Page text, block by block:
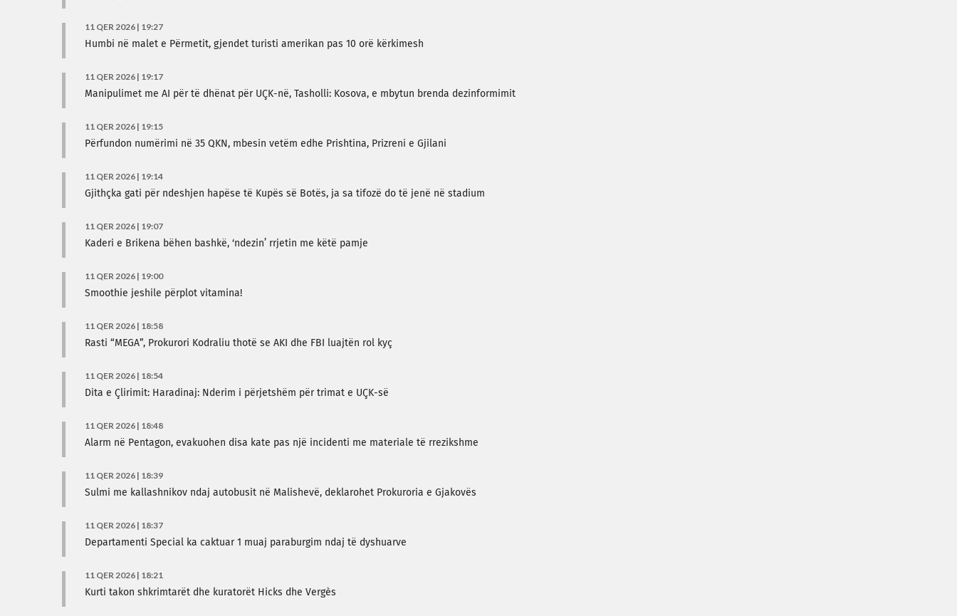
11 QER 2026 | 19:27
Humbi në malet e Përmetit, gjendet turisti amerikan pas 10 orë kërkimesh
11 QER 2026 | 19:17
Manipulimet me AI për të dhënat për UÇK-në, Tasholli: Kosova, e mbytun brenda dezinformimit
11 QER 2026 | 19:15
Përfundon numërimi në 35 QKN, mbesin vetëm edhe Prishtina, Prizreni e Gjilani
11 QER 2026 | 19:14
Gjithçka gati për ndeshjen hapëse të Kupës së Botës, ja sa tifozë do të jenë në stadium
11 QER 2026 | 19:07
Kaderi e Brikena bëhen bashkë, ‘ndezin’ rrjetin me këtë pamje
11 QER 2026 | 19:00
Smoothie jeshile përplot vitamina!
11 QER 2026 | 18:58
Rasti “MEGA”, Prokurori Kodraliu thotë se AKI dhe FBI luajtën rol kyç
11 QER 2026 | 18:54
Dita e Çlirimit: Haradinaj: Nderim i përjetshëm për trimat e UÇK-së
11 QER 2026 | 18:48
Alarm në Pentagon, evakuohen disa kate pas një incidenti me materiale të rrezikshme
11 QER 2026 | 18:39
Sulmi me kallashnikov ndaj autobusit në Malishevë, deklarohet Prokuroria e Gjakovës
11 QER 2026 | 18:37
Departamenti Special ka caktuar 1 muaj paraburgim ndaj të dyshuarve
11 QER 2026 | 18:21
Kurti takon shkrimtarët dhe kuratorët Hicks dhe Vergès